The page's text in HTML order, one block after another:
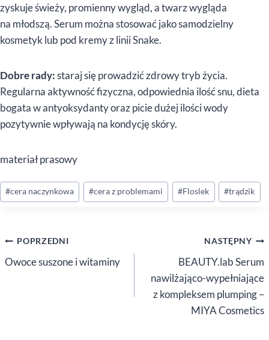
zyskuje świeży, promienny wygląd, a twarz wygląda
na młodszą. Serum można stosować jako samodzielny
kosmetyk lub pod kremy z linii Snake.
Dobre rady:staraj się prowadzić zdrowy tryb życia.
Regularna aktywność fizyczna, odpowiednia ilość snu, dieta
bogata w antyoksydanty oraz picie dużej ilości wody
pozytywnie wpływają na kondycję skóry.
materiał prasowy
Tagi
wpisu:
#cera naczynkowa #cera z problemami #Floslek #trądzik
Nawigacja
wpisu
POPRZEDNI
Owoce suszone i witaminy
NASTĘPNY
BEAUTY.lab Serum
nawilżająco-wypełniające
z kompleksem plumping –
MIYA Cosmetics